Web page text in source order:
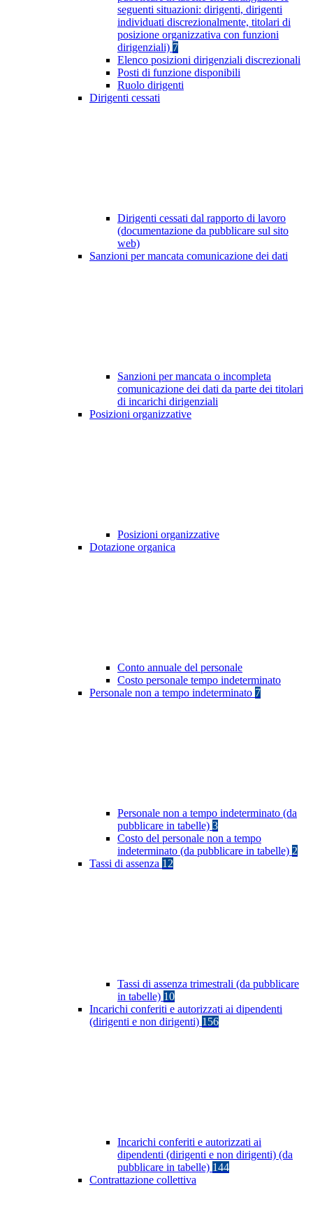
seguenti situazioni: dirigenti, dirigenti
individuati discrezionalmente, titolari di
posizione organizzativa con funzioni
dirigenziali) 7
Elenco posizioni dirigenziali discrezionali
Posti di funzione disponibili
Ruolo dirigenti
Dirigenti cessati
Dirigenti cessati dal rapporto di lavoro
(documentazione da pubblicare sul sito
web)
Sanzioni per mancata comunicazione dei dati
Sanzioni per mancata o incompleta
comunicazione dei dati da parte dei titolari
di incarichi dirigenziali
Posizioni organizzative
Posizioni organizzative
Dotazione organica
Conto annuale del personale
Costo personale tempo indeterminato
Personale non a tempo indeterminato 7
Personale non a tempo indeterminato (da
pubblicare in tabelle) 3
Costo del personale non a tempo
indeterminato (da pubblicare in tabelle) 2
Tassi di assenza 12
Tassi di assenza trimestrali (da pubblicare
in tabelle) 10
Incarichi conferiti e autorizzati ai dipendenti
(dirigenti e non dirigenti) 156
Incarichi conferiti e autorizzati ai
dipendenti (dirigenti e non dirigenti) (da
pubblicare in tabelle) 144
Contrattazione collettiva